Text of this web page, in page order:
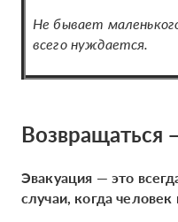
Не бывает
всего нуждается.
Возвращаться
Эвакуация — это
случаи, когда